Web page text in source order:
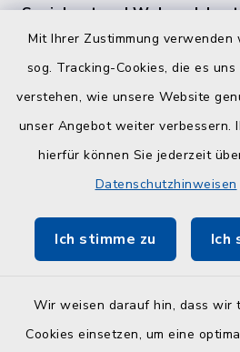
Mit Ihrer Zustimmung
sog. Tracking-Cookies, die es
verstehen, wie unsere Website
unser Angebot weiter verbessern.
hierfür können Sie jederzeit
Datenschutzhinweisen
Ich stimme zu Ich
Wir weisen darauf hin, dass wir
Cookies einsetzen, um eine
Sozialamt und Wohngeldamt
telefonischer Vereinbarung
Quicklinks
Kreisverwaltung Plön
ZuFiSH